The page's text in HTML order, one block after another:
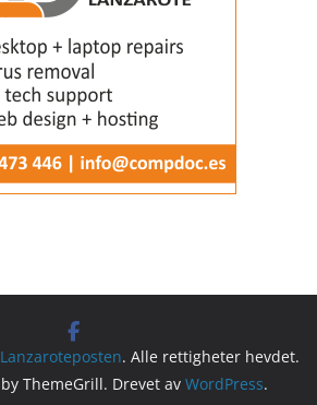
Lanzaroteposten. Alle rettigheter hevdet.
by ThemeGrill. Drevet av WordPress.